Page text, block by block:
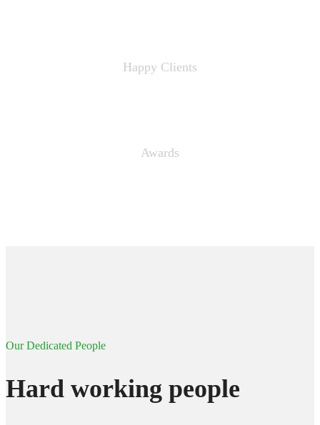
Happy Clients
Awards
Our Dedicated People
Hard working people